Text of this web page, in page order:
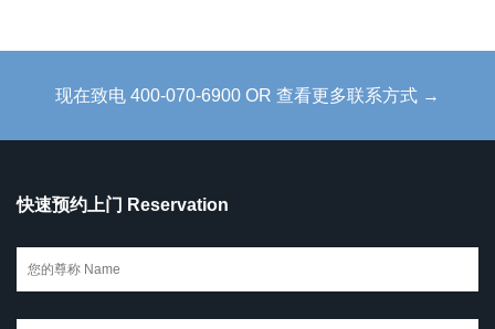
现在致电 400-070-6900 OR 查看更多联系方式 →
快速预约上门 Reservation